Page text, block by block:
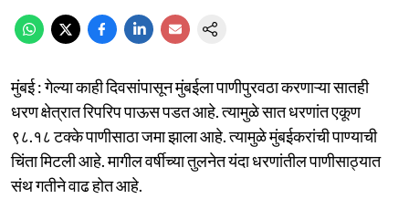
मुंबई : गेल्या काही दिवसांपासून मुंबईला पाणीपुरवठा करणाऱ्या सातही
धरण क्षेत्रात रिपरिप पाऊस पडत आहे. त्यामुळे सात धरणांत एकूण
९८.१८ टक्के पाणीसाठा जमा झाला आहे. त्यामुळे मुंबईकरांची पाण्याची
चिंता मिटली आहे. मागील वर्षीच्या तुलनेत यंदा धरणांतील पाणीसाठ्यात
संथ गतीने वाढ होत आहे.